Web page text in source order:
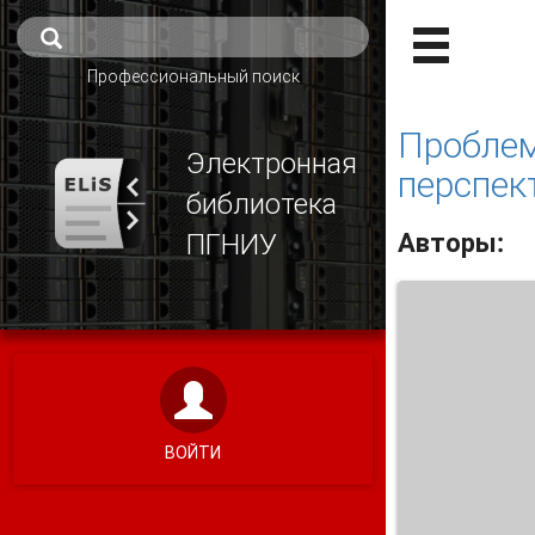
Профессиональный поиск
Электронная
библиотека
ПГНИУ
ВОЙТИ
Авторы: